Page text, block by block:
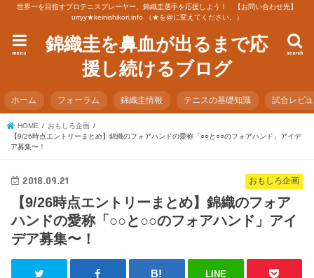
世界一を目指すプロテニスプレーヤー、錦織圭選手を応援しよう！ 【お問い合わせ先】
urryy★keinishikori.info （★を@に変えてください。）
錦織圭を鼻血が出るまで応
援し続けるブログ
search
menu
ホーム フォーラム 錦織圭情報 テニスの基礎知識 試合レビ
HOME
おもしろ企画
【9/26時点エントリーまとめ】錦織のフォアハンドの愛称「○○と○○のフォアハンド」アイデ
ア募集〜！
おもしろ企画
2018.09.21
【9/26時点エントリーまとめ】錦織のフォア
ハンドの愛称「○○と○○のフォアハンド」アイ
デア募集〜！
LINE